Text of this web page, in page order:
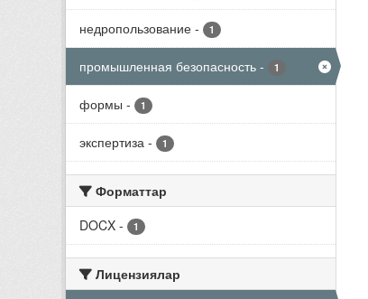
недропользование - 1
промышленная безопасность - 1
формы - 1
экспертиза - 1
Форматтар
DOCX - 1
Лицензиялар